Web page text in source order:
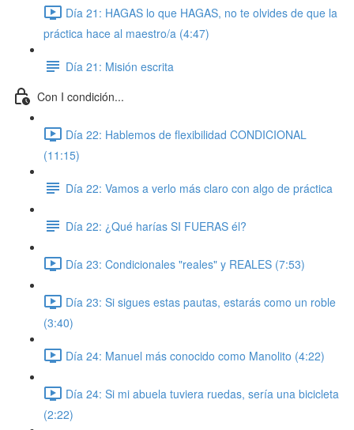
Día 21: HAGAS lo que HAGAS, no te olvides de que la
práctica hace al maestro/a (4:47)
Día 21: Misión escrita
Con I condición...
Día 22: Hablemos de flexibilidad CONDICIONAL
(11:15)
Día 22: Vamos a verlo más claro con algo de práctica
Día 22: ¿Qué harías SI FUERAS él?
Día 23: Condicionales "reales" y REALES (7:53)
Día 23: Si sigues estas pautas, estarás como un roble
(3:40)
Día 24: Manuel más conocido como Manolito (4:22)
Día 24: Si mi abuela tuviera ruedas, sería una bicicleta
(2:22)